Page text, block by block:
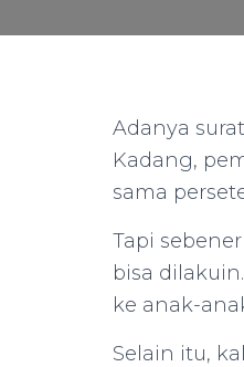
Adanya
Kadang,
sama
Tapi
bisa
ke anak-
Selain itu,